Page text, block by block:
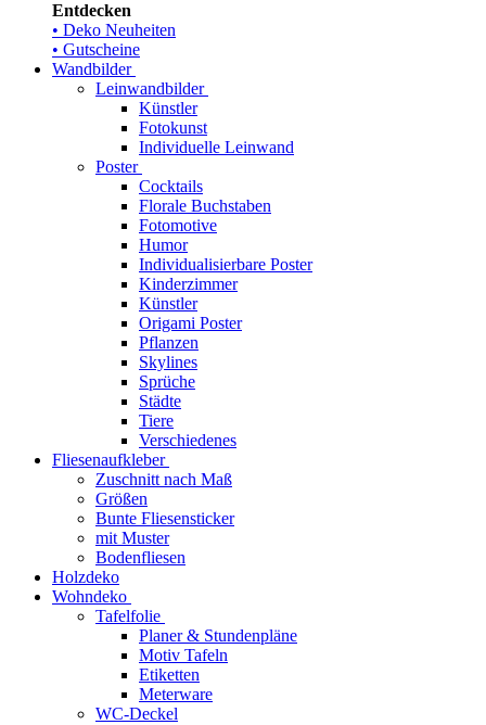
Entdecken
• Deko Neuheiten
• Gutscheine
Wandbilder
Leinwandbilder
Künstler
Fotokunst
Individuelle Leinwand
Poster
Cocktails
Florale Buchstaben
Fotomotive
Humor
Individualisierbare Poster
Kinderzimmer
Künstler
Origami Poster
Pflanzen
Skylines
Sprüche
Städte
Tiere
Verschiedenes
Fliesenaufkleber
Zuschnitt nach Maß
Größen
Bunte Fliesensticker
mit Muster
Bodenfliesen
Holzdeko
Wohndeko
Tafelfolie
Planer & Stundenpläne
Motiv Tafeln
Etiketten
Meterware
WC-Deckel